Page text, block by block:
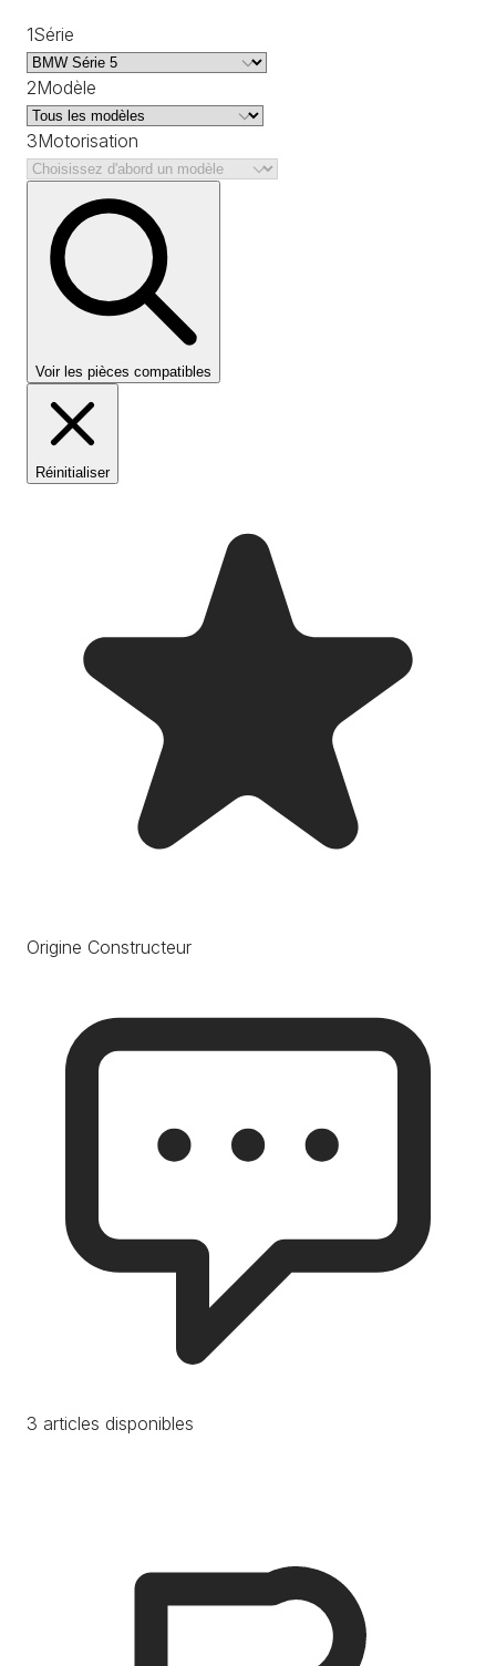
1Série
2Modèle
3Motorisation
Voir les pièces compatibles
Réinitialiser
Origine Constructeur
3 articles disponibles